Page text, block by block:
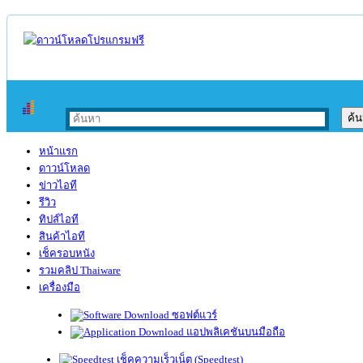
หน้าแรก
ดาวน์โหลด
ข่าวไอที
รีวิว
ทิปส์ไอที
สินค้าไอที
เช็ครอบหนัง
รวมคลิป Thaiware
เครื่องมือ
ซอฟต์แวร์
แอปพลิเคชันบนมือถือ
เช็คความเร็วเน็ต (Speedtest)